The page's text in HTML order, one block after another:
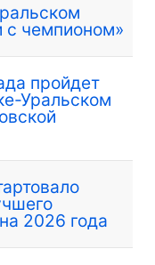
с чемпионом»
пройдет
Уральском
2026 года